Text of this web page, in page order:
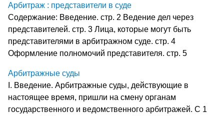
Арбитраж : представители в суде
Содержание: Введение. стр. 2 Ведение дел через
представителей. стр. 3 Лица, которые могут быть
представителями в арбитражном суде. стр. 4
Оформление полномочий представителя. стр. 5
Арбитражные суды
I. Введение. Арбитражные суды, действующие в
настоящее время, пришли на смену органам
государственного и ведомственного арбитражей. С 1